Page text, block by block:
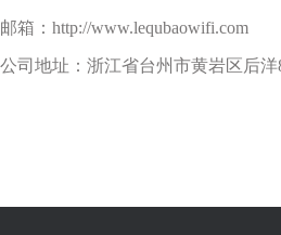
邮箱：http://www.lequbaowifi.com
公司地址：浙江省台州市黄岩区后洋